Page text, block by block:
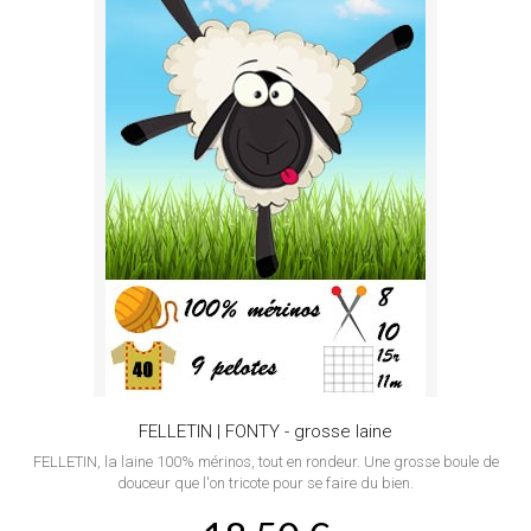
FELLETIN | FONTY - grosse laine
FELLETIN, la laine 100% mérinos, tout en rondeur. Une grosse boule de
douceur que l'on tricote pour se faire du bien.